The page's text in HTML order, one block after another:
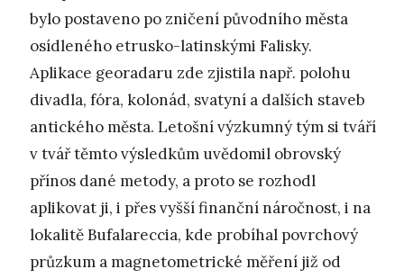
bylo postaveno po zničení původního města
osídleného etrusko-latinskými Falisky.
Aplikace georadaru zde zjistila např. polohu
divadla, fóra, kolonád, svatyní a dalších staveb
antického města. Letošní výzkumný tým si tváří
v tvář těmto výsledkům uvědomil obrovský
přínos dané metody, a proto se rozhodl
aplikovat ji, i přes vyšší finanční náročnost, i na
lokalitě Bufalareccia, kde probíhal povrchový
průzkum a magnetometrické měření již od